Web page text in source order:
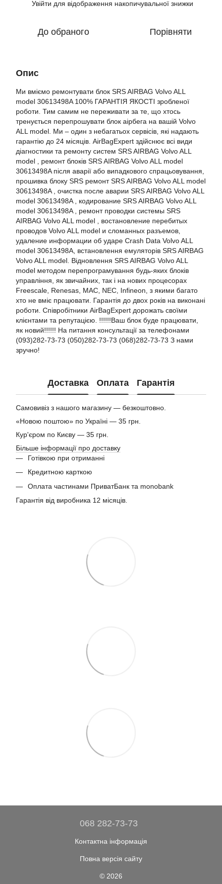
Увійти для відображення накопичувальної знижки
До обраного Порівняти
Опис
Ми вміємо ремонтувати блок SRS AIRBAG Volvo ALL
model 30613498A 100% ГАРАНТІЯ ЯКОСТІ зробленої
роботи. Тим самим не переживати за те, що хтось
тренується перепрошувати блок аірбега на вашій Volvo
ALL model. Ми – один з небагатьох сервісів, які надають
гарантію до 24 місяців. AirBagExpert здійснює всі види
діагностики та ремонту систем SRS AIRBAG Volvo ALL
model , ремонт блоків SRS AIRBAG Volvo ALL model
30613498A після аварії або випадкового спрацьовування,
прошивка блоку SRS ремонт SRS AIRBAG Volvo ALL model
30613498A , очистка после аварии SRS AIRBAG Volvo ALL
model 30613498A , кодирование SRS AIRBAG Volvo ALL
model 30613498A , ремонт проводки системы SRS
AIRBAG Volvo ALL model , востановление перебитых
проводов Volvo ALL model и сломанных разъемов,
удаление информации об ударе Crash Data Volvo ALL
model 30613498A, встановлення емуляторів SRS AIRBAG
Volvo ALL model. Відновлення SRS AIRBAG Volvo ALL
model методом перепрограмування будь-яких блоків
управління, як звичайних, так і на нових процесорах
Freescale, Renesas, MAC, NEC, Infineon, з якими багато
хто не вміє працювати. Гарантія до двох років на виконані
роботи. Співробітники AirBagExpert дорожать своїми
клієнтами та репутацією. !!!!!!Ваш блок буде працювати,
як новий!!!!!! На питання консультації за телефонами
(093)282-73-73 (050)282-73-73 (068)282-73-73 З нами
зручно!
Доставка Оплата Гарантія
Самовивіз з нашого магазину — безкоштовно.
«Новою поштою» по Україні — 35 грн.
Кур'єром по Києву — 35 грн.
Більше інформації про доставку
Готівкою при отриманні
Кредитною карткою
Оплата частинами ПриватБанк та monobank
Гарантія від виробника 12 місяців.
068 282-73-73
Контактна інформація
Повна версія сайту
© 2026